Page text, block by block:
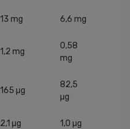
13 mg 6,6 mg
1,2 mg
0,58
mg
165 µg
82,5
µg
2,1 µg 1,0 µg